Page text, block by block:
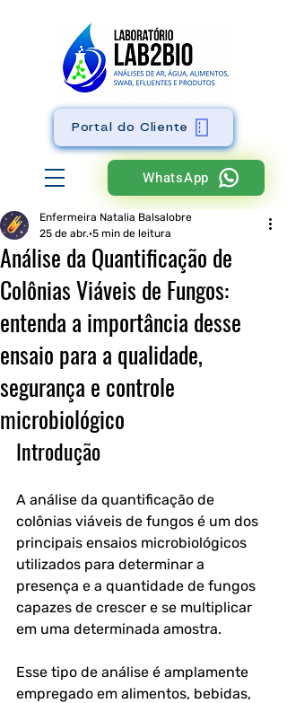
WhatsApp
Portal do Cliente
Análise da Quantificação de
Colônias Viáveis de Fungos:
entenda a importância desse
ensaio para a qualidade,
segurança e controle
microbiológico
Enfermeira Natalia Balsalobre
25 de abr. 5 min de leitura
Introdução
A análise da quantificação de
colônias viáveis de fungos é um dos
principais ensaios microbiológicos
utilizados para determinar a
presença e a quantidade de fungos
capazes de crescer e se multiplicar
em uma determinada amostra.
Esse tipo de análise é amplamente
empregado em alimentos, bebidas,